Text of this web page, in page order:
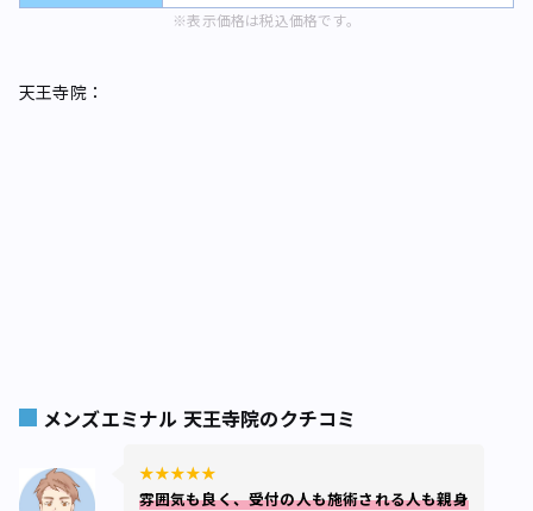
※表示価格は税込価格です。
天王寺院：
メンズエミナル 天王寺院のクチコミ
★★★★★
雰囲気も良く、受付の人も施術される人も親身